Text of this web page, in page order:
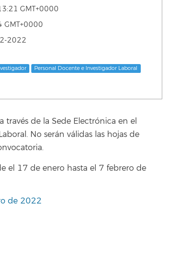
GMT+0000
GMT+0000
2022
Personal Docente e Investigador Laboral
través de la Sede Electrónica en el
No serán válidas las hojas de
el 17 de enero hasta el 7 febrero de
de 2022